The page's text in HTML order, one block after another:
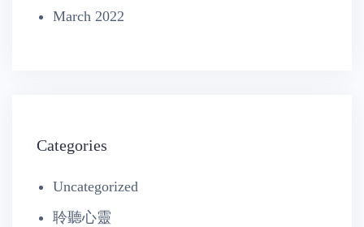
March 2022
Categories
Uncategorized
聆聽心靈